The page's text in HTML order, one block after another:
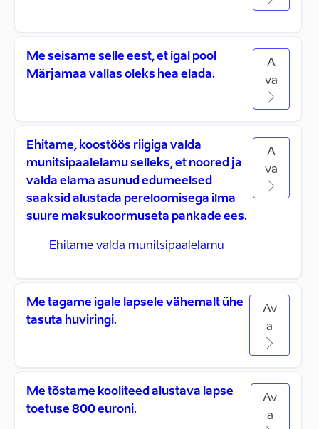
Me seisame selle eest, et igal pool
Märjamaa vallas oleks hea elada.
A
va
Ehitame, koostöös riigiga valda
munitsipaalelamu selleks, et noored ja
valda elama asunud edumeelsed
saaksid alustada pereloomisega ilma
suure maksukoormuseta pankade ees.
Ehitame valda munitsipaalelamu
A
va
Me tagame igale lapsele vähemalt ühe
tasuta huviringi.
Av
a
Me tõstame kooliteed alustava lapse
toetuse 800 euroni.
Av
a